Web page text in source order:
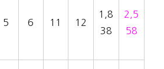
5 6 11 12
1,8
38
2,5
58